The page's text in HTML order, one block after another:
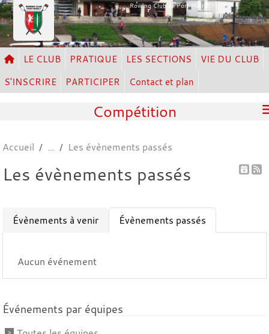
Rowing Club de Port Marly
LE CLUB PRATIQUE LES SECTIONS
VIE DU CLUB
S'INSCRIRE
PARTICIPER Contact et plan
Compétition
Accueil Les évènements passés
Les évènements passés
Évènements à venir Évènements passés
Aucun événement
Événements par équipes
Panneau de gestion des cookies